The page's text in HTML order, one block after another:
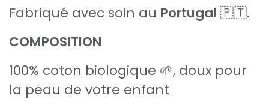
Fabriqué avec soin au Portugal 🇵🇹.
COMPOSITION
100% coton biologique 🌱, doux pour
la peau de votre enfant